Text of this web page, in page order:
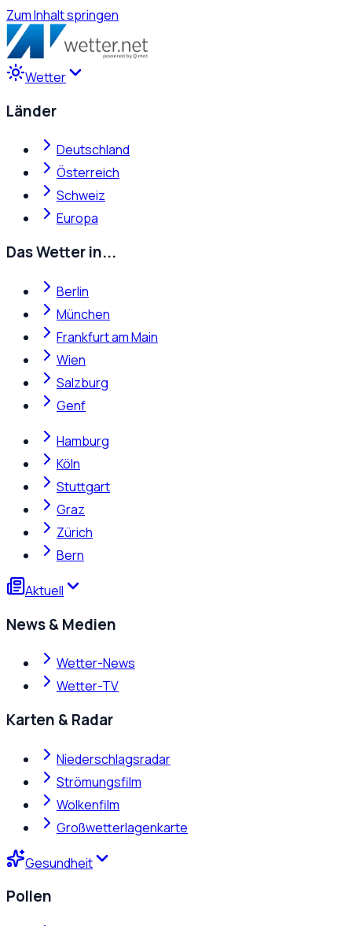
Zum Inhalt springen
Wetter
Länder
Deutschland
Österreich
Schweiz
Europa
Das Wetter in...
Berlin
München
Frankfurt am Main
Wien
Salzburg
Genf
Hamburg
Köln
Stuttgart
Graz
Zürich
Bern
Aktuell
News & Medien
Wetter-News
Wetter-TV
Karten & Radar
Niederschlagsradar
Strömungsfilm
Wolkenfilm
Großwetterlagenkarte
Gesundheit
Pollen